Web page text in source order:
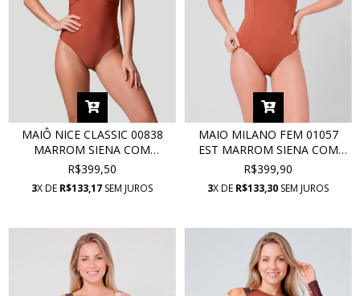
MAIÔ NICE CLASSIC 00838
MARROM SIENA COM
PROTEÇÃO UV
R$399,50
3X DE R$133,17 SEM JUROS
MAIO MILANO FEM 01057
EST MARROM SIENA COM
PROTEÇÃO UV
R$399,90
3X DE R$133,30 SEM JUROS